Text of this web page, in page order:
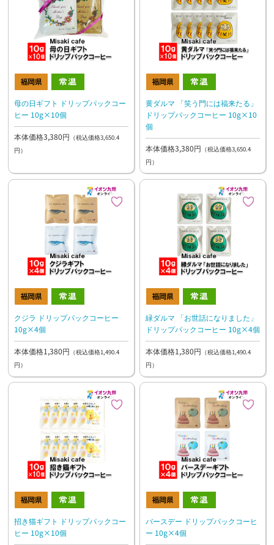
母の日ギフト ドリップパックコー
ヒー 10g×10個
本体価格3,380円 （税込価格3,650.4
円）
黄ダルマ 「笑う門には福来たる」
ドリップパックコーヒー 10g×10
個
本体価格3,380円 （税込価格3,650.4
円）
クジラ ドリップパックコーヒー
10g×4個
本体価格1,380円 （税込価格1,490.4
円）
緑ダルマ 「お世話になりました」
ドリップパックコーヒー 10g×4個
本体価格1,380円 （税込価格1,490.4
円）
招き猫ギフト ドリップパックコー
ヒー 10g×10個
バースデー ドリップパックコーヒ
ー 10g×4個